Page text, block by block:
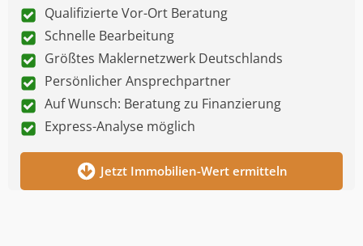
Qualifizierte Vor-Ort Beratung
Schnelle Bearbeitung
Größtes Maklernetzwerk Deutschlands
Persönlicher Ansprechpartner
Auf Wunsch: Beratung zu Finanzierung
Express-Analyse möglich
Jetzt Immobilien-Wert ermitteln